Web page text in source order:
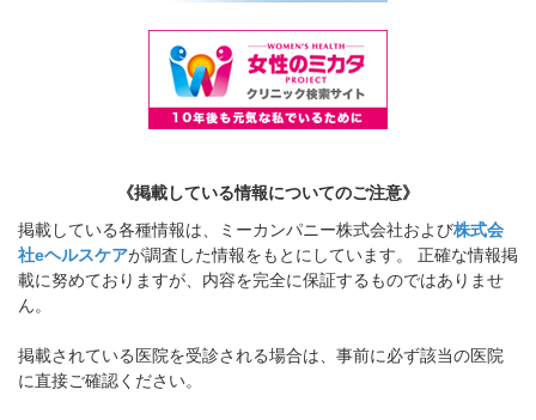
《掲載している情報についてのご注意》
掲載している各種情報は、ミーカンパニー株式会社および株式会
社eヘルスケアが調査した情報をもとにしています。 正確な情報掲
載に努めておりますが、内容を完全に保証するものではありませ
ん。
掲載されている医院を受診される場合は、事前に必ず該当の医院
に直接ご確認ください。